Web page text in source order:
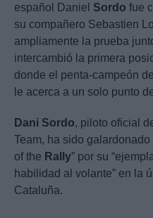
español Daniel Sordo fue
su compañero Sebastien
ampliamente la prueba
intercambió la primera
donde el penta-campeón
le acerca a un solo punto
Dani Sordo, piloto oficial
Team, ha sido
of the Rally” por su
habilidad al volante” en la
Cataluña.